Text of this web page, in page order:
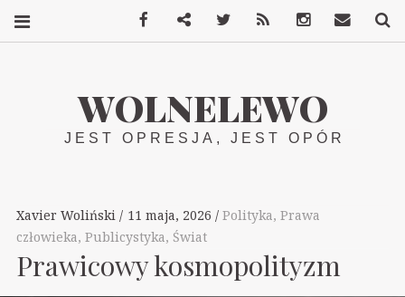
WOLNELEWO
JEST OPRESJA, JEST OPÓR
Xavier Woliński 11 maja, 2026 Polityka, Prawa
człowieka, Publicystyka, Świat
Prawicowy kosmopolityzm
FacebookMastodonTwitter InstagramKontakt